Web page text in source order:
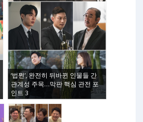
‘법쩐’, 완전히 뒤바뀐 인물들 간
관계성 주목…막판 핵심 관전 포
인트 3